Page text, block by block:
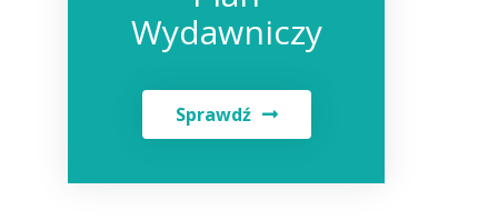
Wydawniczy
Sprawdź